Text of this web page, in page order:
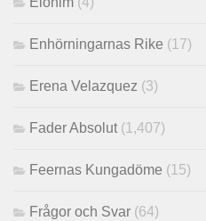
Enhörningarnas Rike (17)
Erena Velazquez (3)
Fader Absolut (1,407)
Feernas Kungadöme (15)
Frågor och Svar (64)